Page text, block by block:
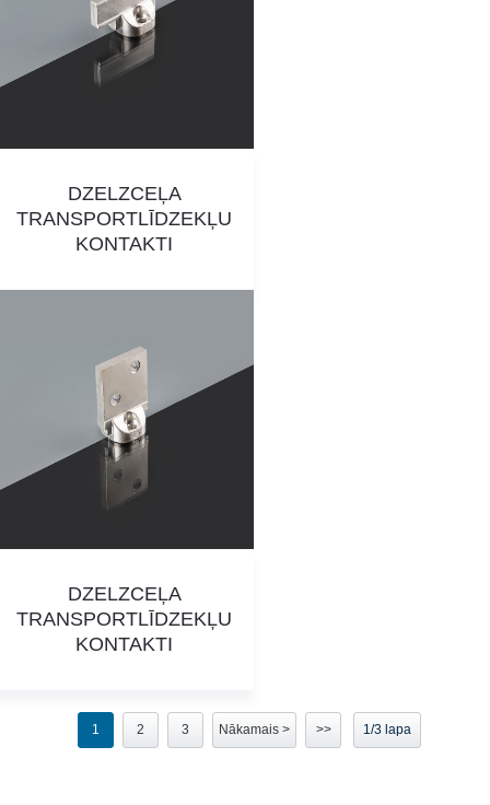
DZELZCEĻA
TRANSPORTLĪDZEKĻU
KONTAKTI
DZELZCEĻA
TRANSPORTLĪDZEKĻU
KONTAKTI
1 2 3 Nākamais > >> 1/3 lapa